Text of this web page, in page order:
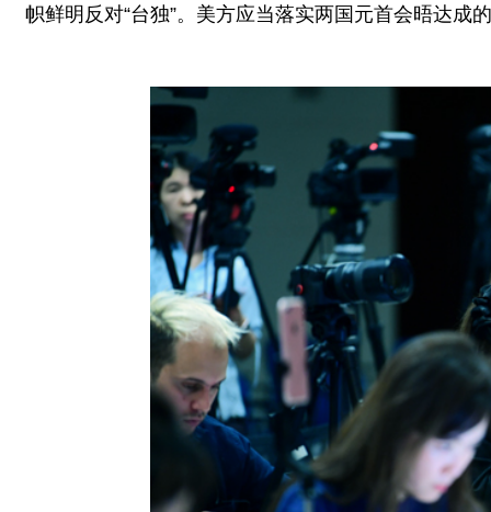
帜鲜明反对“台独”。美方应当落实两国元首会晤达成